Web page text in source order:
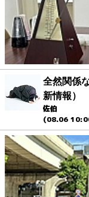
全然関係
新情報）
佐伯
(08.06